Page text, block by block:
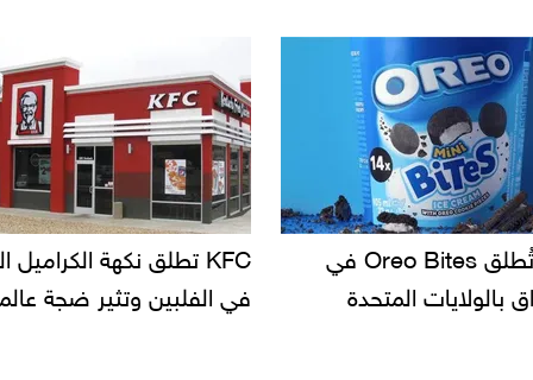
KFC تطلق نكهة الكراميل المملح
وتثير ضجة عالمية
دعوات للتحقيق في أسباب
سحب بعض ألبان الأطفال